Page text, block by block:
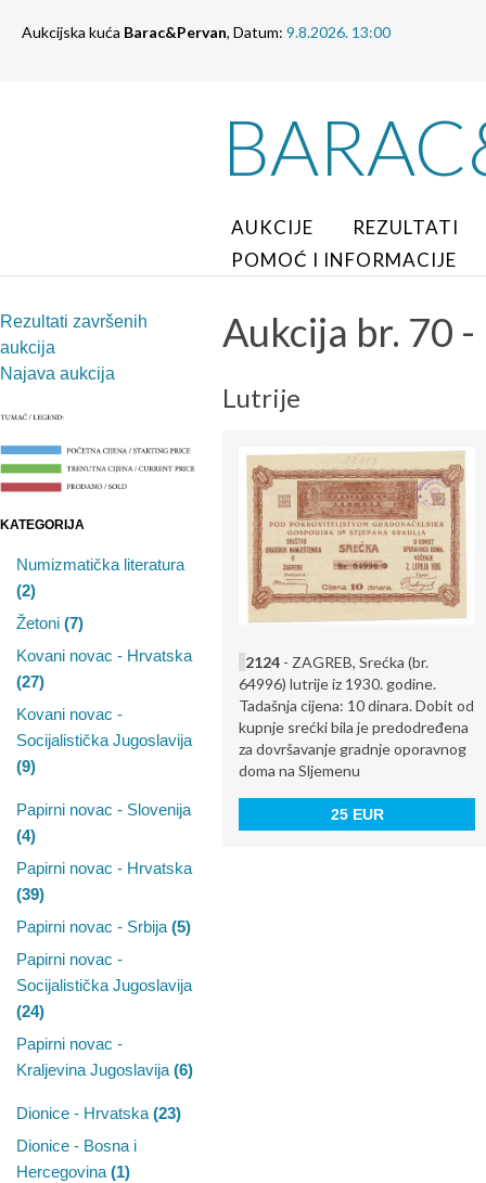
Aukcijska kuća Barac&Pervan, Datum: 9.8.2026. 13:00
AUKCIJE
REZULTATI
POMOĆ I INFORMACIJE
Rezultati završenih
aukcija
Najava aukcija
KATEGORIJA
Numizmatička literatura
(2)
Žetoni (7)
Kovani novac - Hrvatska
(27)
Kovani novac -
Socijalistička Jugoslavija
(9)
Papirni novac - Slovenija
(4)
Papirni novac - Hrvatska
(39)
Papirni novac - Srbija (5)
Papirni novac -
Socijalistička Jugoslavija
(24)
Papirni novac -
Kraljevina Jugoslavija (6)
Dionice - Hrvatska (23)
Dionice - Bosna i
Hercegovina (1)
Aukcija br. 70
Lutrije
2124 - ZAGREB, Srećka (br.
64996) lutrije iz 1930. godine.
Tadašnja cijena: 10 dinara. Dobit od
kupnje srećki bila je predodređena
za dovršavanje gradnje oporavnog
doma na Sljemenu
25 EUR